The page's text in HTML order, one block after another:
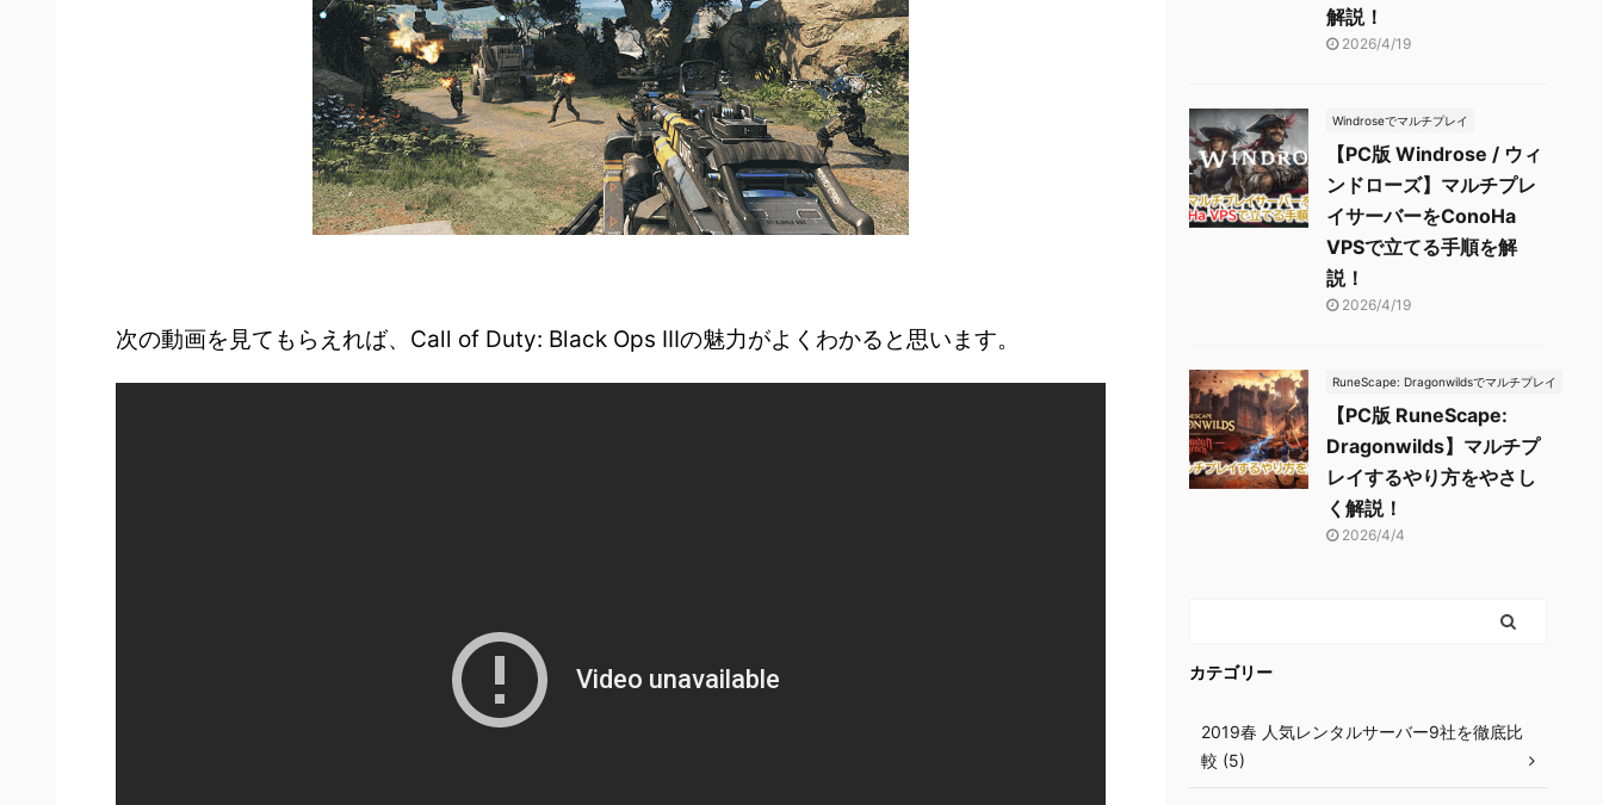
次の動画を見てもらえれば、Call of Duty: Black Ops IIIの魅力がよくわかると思います。
解説！
2026/4/19
Windroseでマルチプレイ
【PC版 Windrose / ウィ
ンドローズ】マルチプレ
イサーバーをConoHa
VPSで立てる手順を解
説！
2026/4/19
RuneScape: Dragonwildsでマルチプレイ
【PC版 RuneScape:
Dragonwilds】マルチプ
レイするやり方をやさし
く解説！
2026/4/4
カテゴリー
2019春 人気レンタルサーバー9社を徹底比
較 (5)